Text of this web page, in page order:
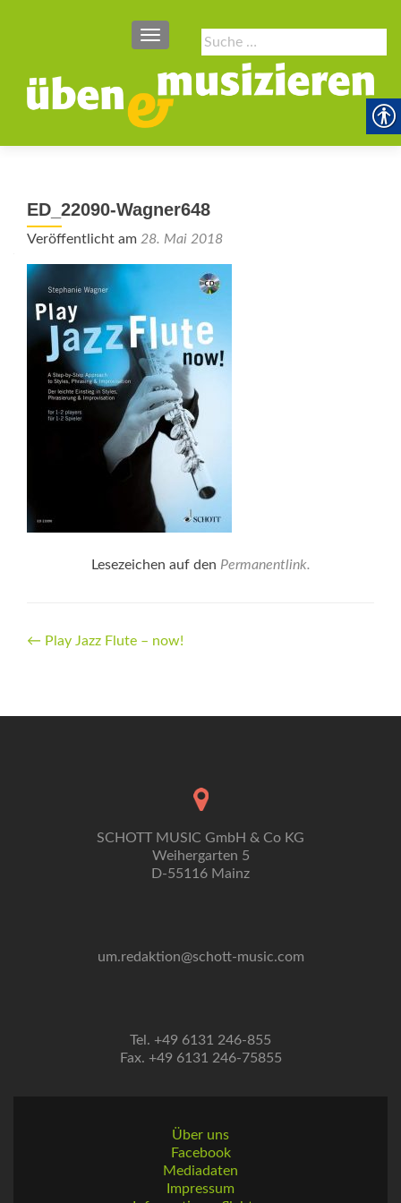
Suche
nach:
SCHALTE NAVIGATION
ED_22090-Wagner648
Veröffentlicht am 28. Mai 2018
Lesezeichen auf den Permanentlink.
Beitrags-
← Play Jazz Flute – now!
SCHOTT MUSIC GmbH & Co KG
Weihergarten 5
D-55116 Mainz
um.redaktion@schott-music.com
Tel. +49 6131 246-855
Fax. +49 6131 246-75855
Über uns
Facebook
Mediadaten
Impressum